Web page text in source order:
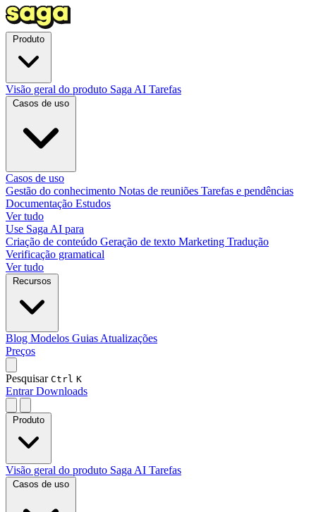
Visão geral do produto Saga AI Tarefas
Casos de uso
Gestão do conhecimento Notas de reuniões Tarefas e pendências
Documentação Estudos
Ver tudo
Use Saga AI para
Criação de conteúdo Geração de texto Marketing Tradução
Verificação gramatical
Ver tudo
Blog Modelos Guias Atualizações
Preços
Pesquisar Ctrl K
EntrarDownloads
Visão geral do produto Saga AI Tarefas